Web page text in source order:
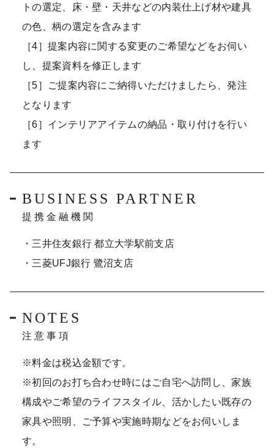
トの選定、床・壁・天井などの内装仕上げ材や建具
の色、柄の選定を含みます
［4］提案内容に関する変更のご希望などをお伺い
し、提案資料を修正します
［5］ご提案内容にご納得いただけましたら、発注
となります
［6］インテリアアイテムの納品・取り付けを行い
ます
BUSINESS PARTNER
提携金融機関
・三井住友銀行 都立大学駅前支店
・三菱UFJ銀行 鷺沼支店
NOTES
注意事項
※料金は税込金額です。
※初回のお打ち合わせ時にはご自宅へ訪問し、家族
構成やご希望のライフスタイル、活かしたい既存の
家具や照明、ご予算や実施時期などをお伺いしま
す。